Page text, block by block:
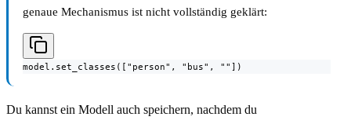
genaue Mechanismus ist nicht vollständig geklärt:
model.set_classes(["person", "bus", ""])
Du kannst ein Modell auch speichern, nachdem du